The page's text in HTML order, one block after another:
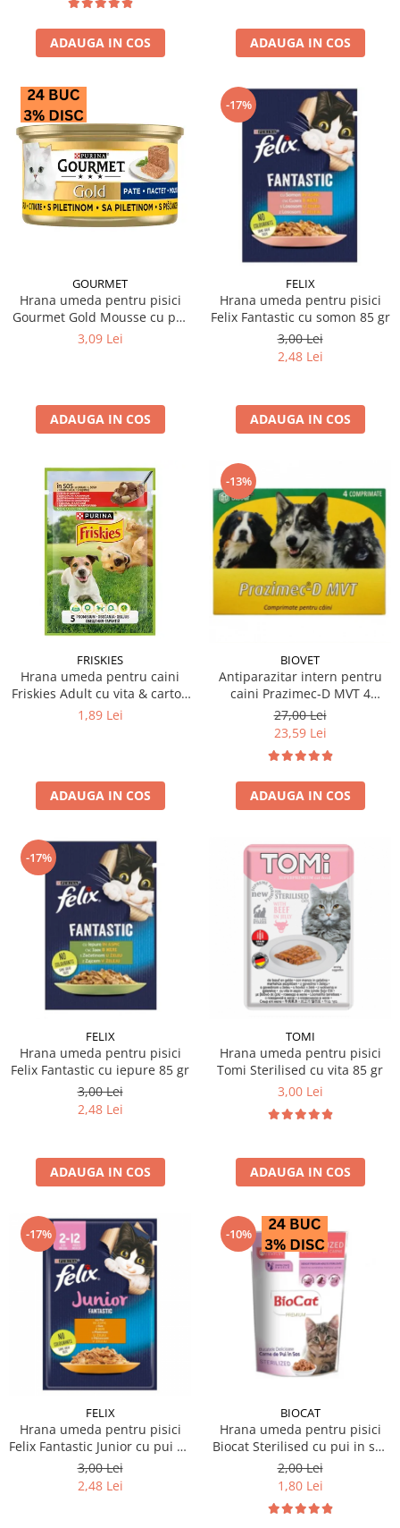
ADAUGA IN COS ADAUGA IN COS
GOURMET
Hrana umeda pentru pisici
Gourmet Gold Mousse cu pui
85 gr
3,09 Lei
ADAUGA IN COS
-17%
FELIX
Hrana umeda pentru pisici
Felix Fantastic cu somon 85 gr
3,00 Lei
2,48 Lei
ADAUGA IN COS
FRISKIES
Hrana umeda pentru caini
Friskies Adult cu vita & cartofi
85 gr
1,89 Lei
ADAUGA IN COS
-13%
BIOVET
Antiparazitar intern pentru
caini Prazimec-D MVT 4
comprimate
27,00 Lei
23,59 Lei
ADAUGA IN COS
-17%
FELIX
Hrana umeda pentru pisici
Felix Fantastic cu iepure 85 gr
3,00 Lei
2,48 Lei
ADAUGA IN COS
TOMI
Hrana umeda pentru pisici
Tomi Sterilised cu vita 85 gr
3,00 Lei
ADAUGA IN COS
-17%
FELIX
Hrana umeda pentru pisici
Felix Fantastic Junior cu pui 85
gr
3,00 Lei
2,48 Lei
-10%
BIOCAT
Hrana umeda pentru pisici
Biocat Sterilised cu pui in sos
85 gr
2,00 Lei
1,80 Lei